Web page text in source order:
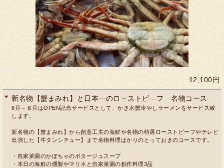
12,100円
新名物【蟹まみれ】と日本一のロ－ストビ―フ 名物コース
6月～８月はOPEN記念サービスとして、かき氷蟹冷やしラーメンをサービス致
します。
新名物の【蟹まみれ】から創意工夫の海鮮や名物の特選ローストビーフやテレビ
出演した【牛タンシチュー】まで名物料理ばかりのとっておきのコースです。
・自家菜園のかぼちゃのポタージュスープ
・本日の海鮮の燻製やマリネと自家菜園の創作料理3品